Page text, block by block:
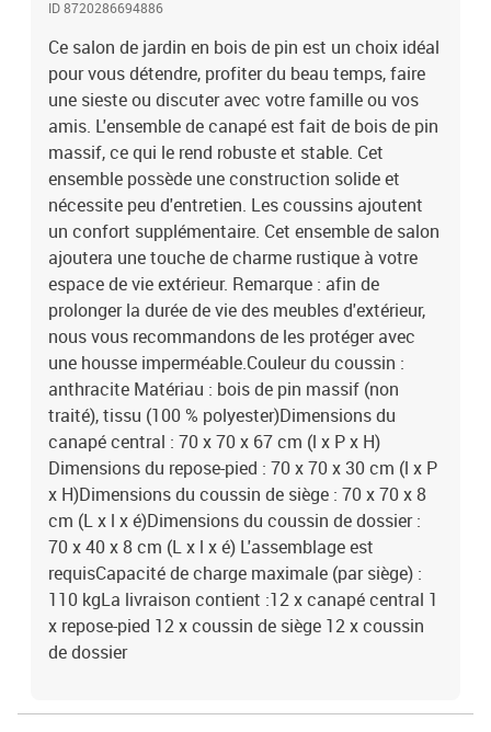
70 x 40 x 8 cm (L x l x é) L'assemblage est requisCapacité de
charge maximale (par siège) : 110 kgLa livraison contient :12 x
canapé central 1 x repose-pied 12 x coussin de siège 12 x coussin
de dossier
ID 8720286694886
Ce salon de jardin en bois de pin est un choix idéal
pour vous détendre, profiter du beau temps, faire
une sieste ou discuter avec votre famille ou vos
amis. L'ensemble de canapé est fait de bois de pin
massif, ce qui le rend robuste et stable. Cet
ensemble possède une construction solide et
nécessite peu d'entretien. Les coussins ajoutent
un confort supplémentaire. Cet ensemble de salon
ajoutera une touche de charme rustique à votre
espace de vie extérieur. Remarque : afin de
prolonger la durée de vie des meubles d'extérieur,
nous vous recommandons de les protéger avec
une housse imperméable.Couleur du coussin :
anthracite Matériau : bois de pin massif (non
traité), tissu (100 % polyester)Dimensions du
canapé central : 70 x 70 x 67 cm (l x P x H)
Dimensions du repose-pied : 70 x 70 x 30 cm (l x P
x H)Dimensions du coussin de siège : 70 x 70 x 8
cm (L x l x é)Dimensions du coussin de dossier :
70 x 40 x 8 cm (L x l x é) L'assemblage est
requisCapacité de charge maximale (par siège) :
110 kgLa livraison contient :12 x canapé central 1
x repose-pied 12 x coussin de siège 12 x coussin
de dossier